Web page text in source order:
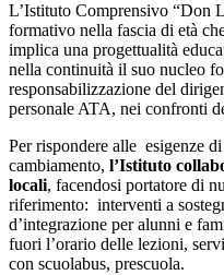
L’Istituto Comprensivo “Don
formativo nella fascia di età
implica una progettualità
nella continuità il suo nucleo
responsabilizzazione del
personale ATA, nei confronti
Per rispondere alle esigenze
cambiamento, l’Istituto
locali, facendosi portatore di
riferimento: interventi a
d’integrazione per alunni e
fuori l’orario delle lezioni,
con scuolabus, prescuola.